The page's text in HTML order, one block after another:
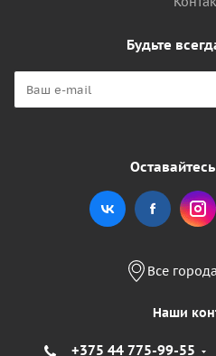
Будьте
Все
Наши
+375 44 775-99-55